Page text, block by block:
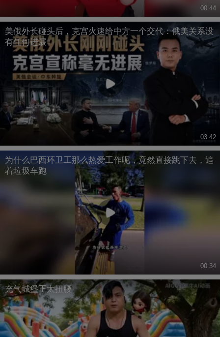
00:44
美俄外长碰头后，克宫火速给中方一个交代：俄美关系没
有任何进展
03:42
为什么巴西环卫工那么热爱工作呢，竟然直接跳下去，追
着垃圾车跑
00:34
充气城堡正太扭腰